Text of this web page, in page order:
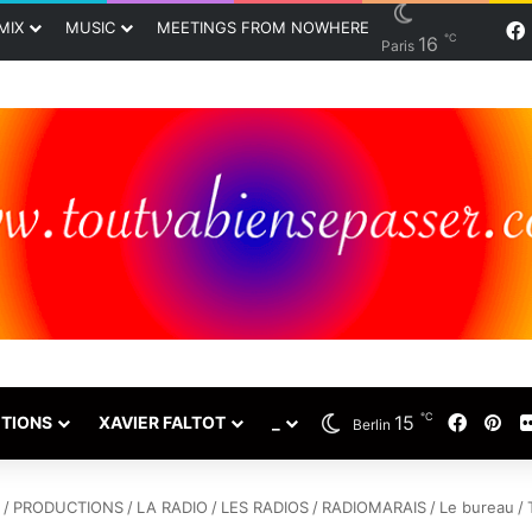
MUSIC MEETINGS FROM NOWHERE
Paris 16 ℃
XAVIER FALTOT Berlin 15 ℃
/ PRODUCTIONS / LA RADIO / LES RADIOS / RADIOMARAIS / Le bureau /